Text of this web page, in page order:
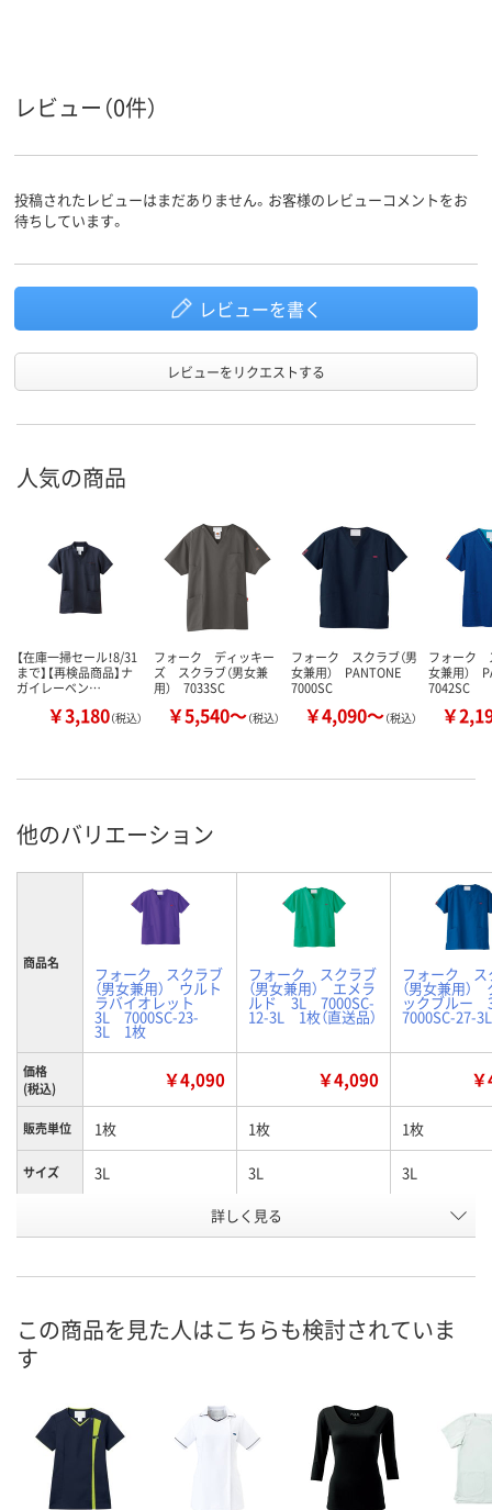
レビュー（0件）
投稿されたレビューはまだありません。お客様のレビューコメントをお
待ちしています。
レビューを書く
レビューをリクエストする
人気の商品
【在庫一掃セール！8/31
まで】【再検品商品】ナ
ガイレーベン…
￥3,180（税込）
フォーク ディッキー
ズ スクラブ（男女兼
用） 7033SC
￥5,540～（税込）
フォーク スクラブ（男
女兼用） PANTONE
7000SC
￥4,090～（税込）
フォーク
女兼用）
7042SC
￥
他のバリエーション
商品名
フォーク スクラブ
（男女兼用） ウルト
ラバイオレット
3L 7000SC-23-
3L 1枚
フォーク スクラブ
（男女兼用） エメラ
ルド 3L 7000SC-
12-3L 1枚（直送品）
フォーク ス
（男女兼用）
ックブル
7000SC-27-
価格
(税込)
￥4,090 ￥4,090
販売単位 1枚 1枚 1枚
サイズ 3L 3L 3L
ウルトラヴァイオレ
ット
エメラルド クラシック
お申込番
在庫 2点 直送品 あり
数量 数量
カゴへ
詳しく見る
この商品を見た人はこちらも検討されていま
す